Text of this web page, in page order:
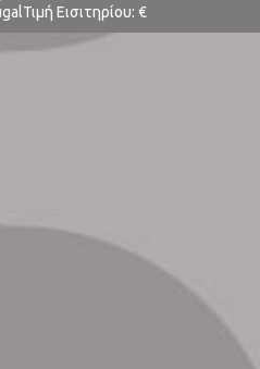
Εισιτηρίου: €
50,000Το Line Up
in Chains, At The Drive In,
Bernardo, Chvrches, Dead
Eels, Franz Ferdinand, Friendly